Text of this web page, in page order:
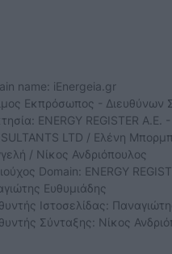
name: iEnergeia.gr
Εκπρόσωπος -
ENERGY REGISTER Α.Ε.
LTD / Ελένη
/ Νίκος Ανδριόπουλος
Domain: ENERGY
Ευθυμιάδης
Ιστοσελίδας:
Σύνταξης: Νίκος